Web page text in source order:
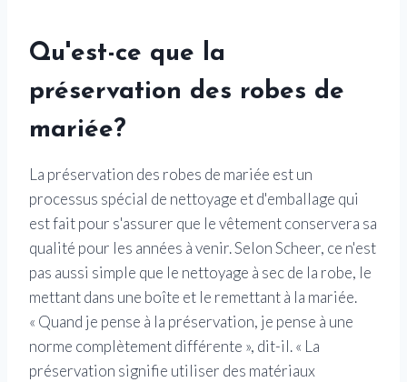
Qu'est-ce que la
préservation des robes de
mariée?
La préservation des robes de mariée est un
processus spécial de nettoyage et d'emballage qui
est fait pour s'assurer que le vêtement conservera sa
qualité pour les années à venir. Selon Scheer, ce n'est
pas aussi simple que le nettoyage à sec de la robe, le
mettant dans une boîte et le remettant à la mariée.
« Quand je pense à la préservation, je pense à une
norme complètement différente », dit-il. « La
préservation signifie utiliser des matériaux